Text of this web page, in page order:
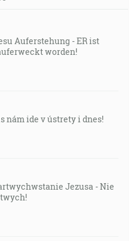
Auferstehung - ER ist
worden!
nám ide v ústrety i dnes!
Jezusa - Nie